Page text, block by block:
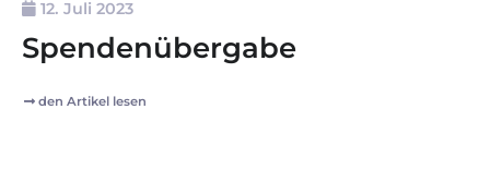
12. Juli 2023
Spendenübergabe
den Artikel lesen